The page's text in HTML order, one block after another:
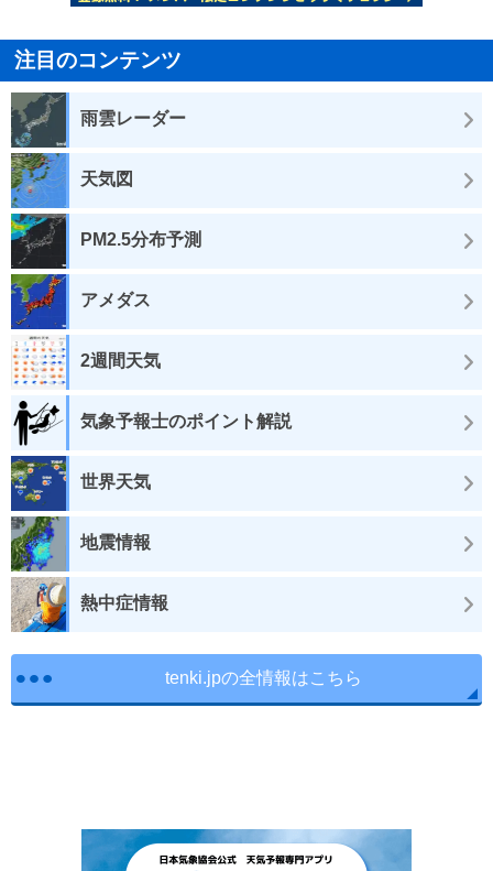
注目のコンテンツ
雨雲レーダー
天気図
PM2.5分布予測
アメダス
2週間天気
気象予報士のポイント解説
世界天気
地震情報
熱中症情報
tenki.jpの全情報はこちら